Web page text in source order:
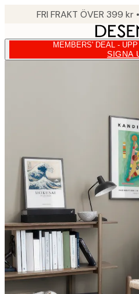
FRI FRAKT ÖVER 399 kr
MEMBERS' DEAL -
SIGNA